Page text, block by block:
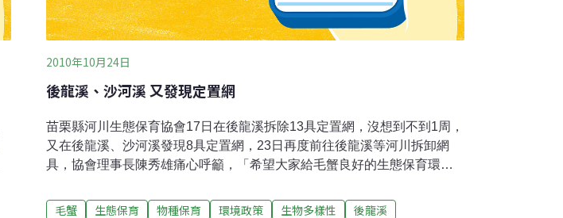
2010年10月24日
後龍溪、沙河溪 又發現定置網
苗栗縣河川生態保育協會17日在後龍溪拆除13具定置網，沒想到不到1周，
又在後龍溪、沙河溪發現8具定置網，23日再度前往後龍溪等河川拆卸網
具，協會理事長陳秀雄痛心呼籲，「希望大家給毛蟹良好的生態保育環
游產卵，但民眾設置定置網捕捉毛蟹，會阻斷毛蟹回下游繁殖的路線，讓
毛蟹 生態保育 物種保育 環境政策 生物多樣性 後龍溪